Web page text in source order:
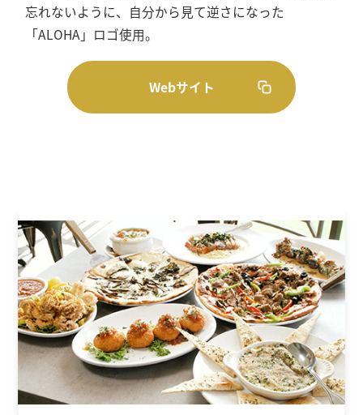
忘れないように、自分から見て逆さになった
「ALOHA」ロゴ使用。
Webサイト